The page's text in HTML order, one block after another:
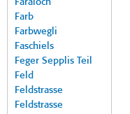
Faraloch
Farb
Farbwegli
Faschiels
Feger Sepplis Teil
Feld
Feldstrasse
Feldstrasse